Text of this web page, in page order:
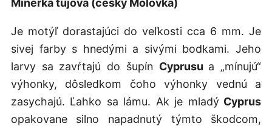
Je motýľ dorastajúci do veľkosti cca 6 mm. Je
sivej farby s hnedými a sivými bodkami. Jeho
larvy sa zavŕtajú do šupín Cyprusu a „mínujú“
výhonky, dôsledkom čoho výhonky vednú a
zasychajú. Ľahko sa lámu. Ak je mladýCyprus
opakovane silno napadnutý týmto škodcom,